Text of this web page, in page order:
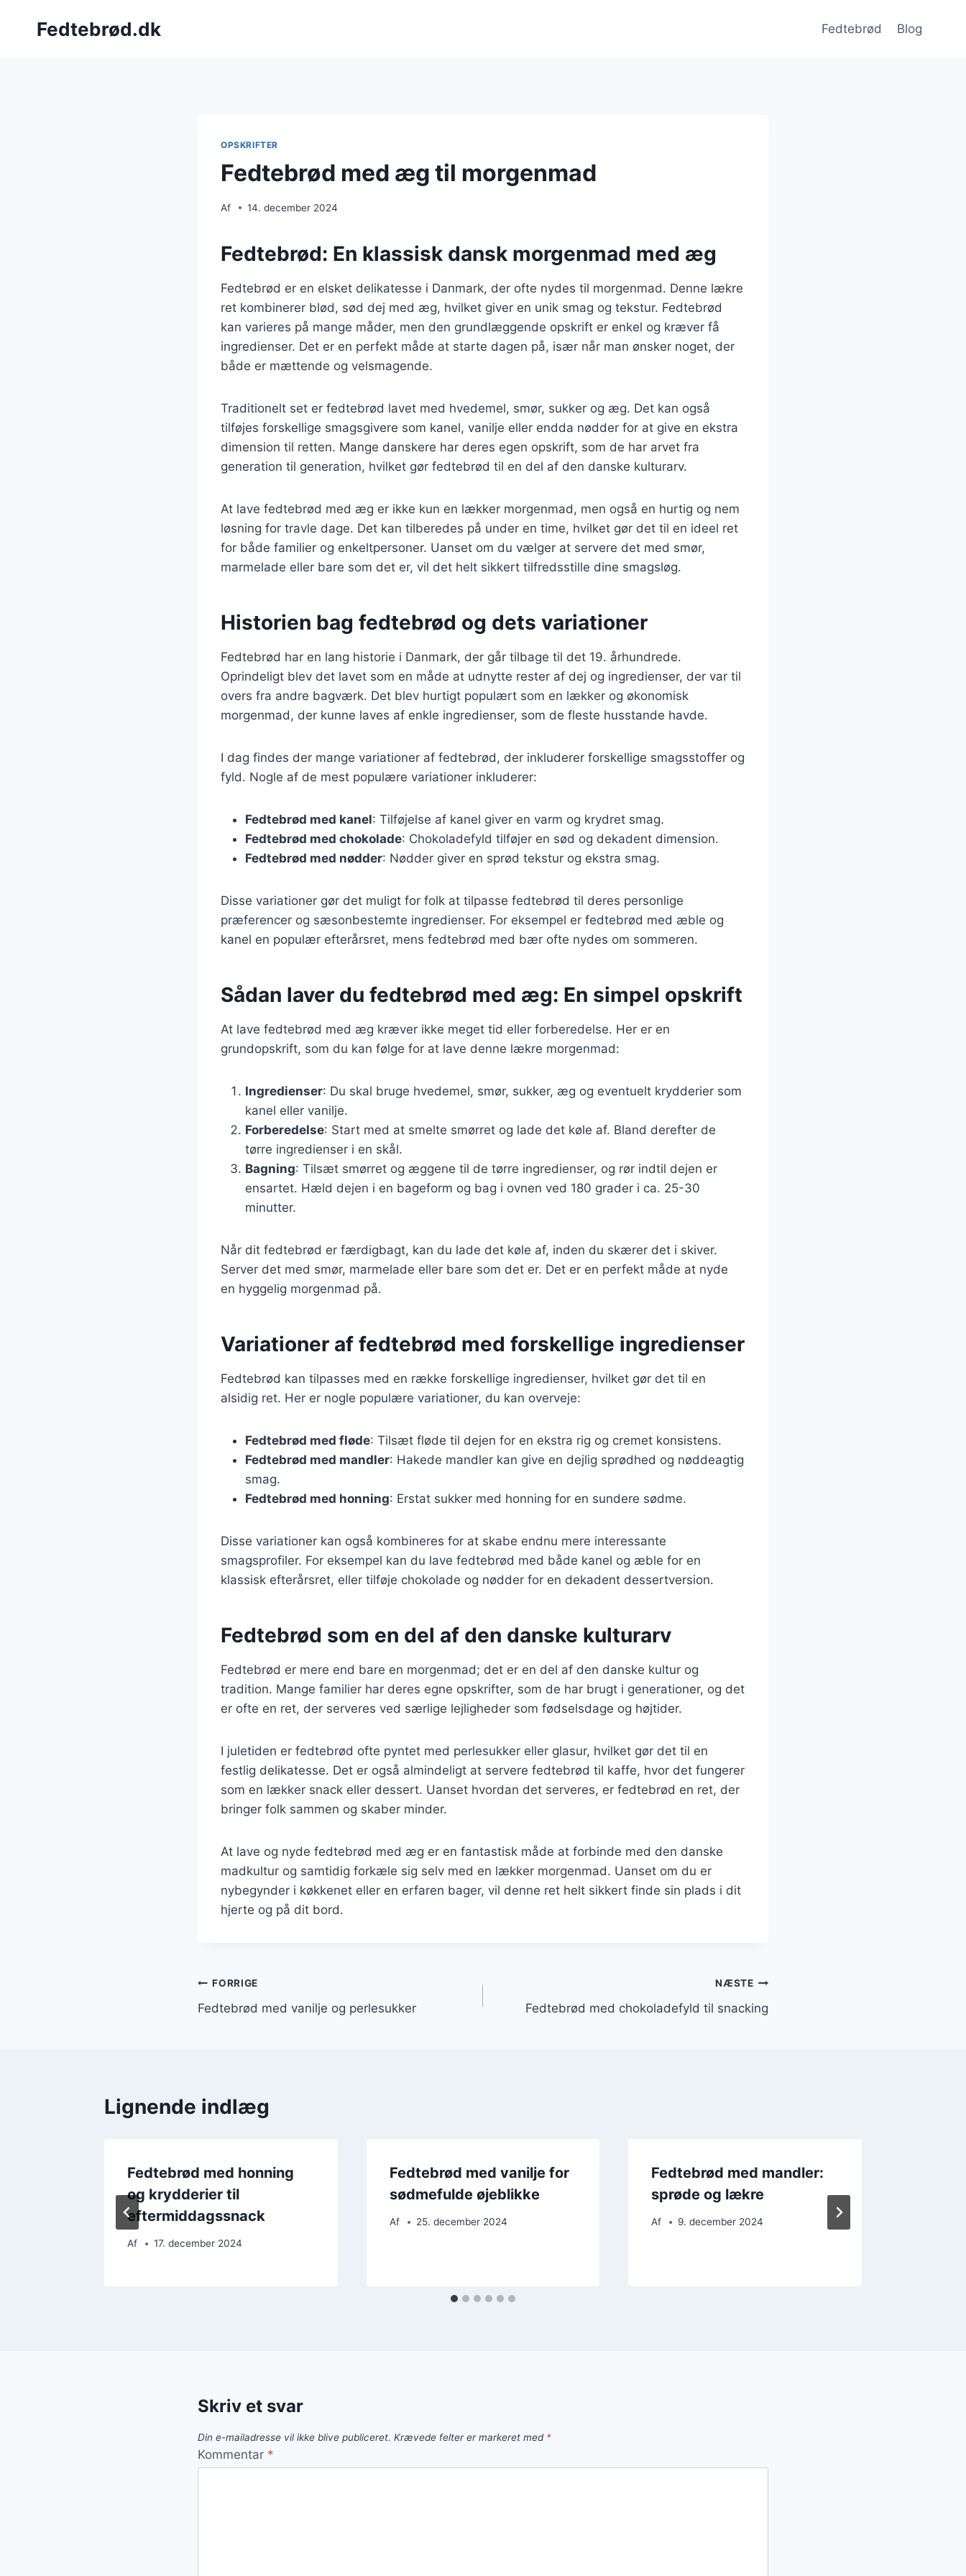
Fedtebrød.dk Fedtebrød Blog
OPSKRIFTER
Fedtebrød med æg til morgenmad
Af 14. december 2024
Fedtebrød: En klassisk dansk morgenmad med æg
Fedtebrød er en elsket delikatesse i Danmark, der ofte nydes til morgenmad. Denne lækre
ret kombinerer blød, sød dej med æg, hvilket giver en unik smag og tekstur. Fedtebrød
kan varieres på mange måder, men den grundlæggende opskrift er enkel og kræver få
ingredienser. Det er en perfekt måde at starte dagen på, især når man ønsker noget, der
både er mættende og velsmagende.
Traditionelt set er fedtebrød lavet med hvedemel, smør, sukker og æg. Det kan også
tilføjes forskellige smagsgivere som kanel, vanilje eller endda nødder for at give en ekstra
dimension til retten. Mange danskere har deres egen opskrift, som de har arvet fra
generation til generation, hvilket gør fedtebrød til en del af den danske kulturarv.
At lave fedtebrød med æg er ikke kun en lækker morgenmad, men også en hurtig og nem
løsning for travle dage. Det kan tilberedes på under en time, hvilket gør det til en ideel ret
for både familier og enkeltpersoner. Uanset om du vælger at servere det med smør,
marmelade eller bare som det er, vil det helt sikkert tilfredsstille dine smagsløg.
Historien bag fedtebrød og dets variationer
Fedtebrød har en lang historie i Danmark, der går tilbage til det 19. århundrede.
Oprindeligt blev det lavet som en måde at udnytte rester af dej og ingredienser, der var til
overs fra andre bagværk. Det blev hurtigt populært som en lækker og økonomisk
morgenmad, der kunne laves af enkle ingredienser, som de fleste husstande havde.
I dag findes der mange variationer af fedtebrød, der inkluderer forskellige smagsstoffer og
fyld. Nogle af de mest populære variationer inkluderer:
Fedtebrød med kanel: Tilføjelse af kanel giver en varm og krydret smag.
Fedtebrød med chokolade: Chokoladefyld tilføjer en sød og dekadent dimension.
Fedtebrød med nødder: Nødder giver en sprød tekstur og ekstra smag.
Disse variationer gør det muligt for folk at tilpasse fedtebrød til deres personlige
præferencer og sæsonbestemte ingredienser. For eksempel er fedtebrød med æble og
kanel en populær efterårsret, mens fedtebrød med bær ofte nydes om sommeren.
Sådan laver du fedtebrød med æg: En simpel opskrift
At lave fedtebrød med æg kræver ikke meget tid eller forberedelse. Her er en
grundopskrift, som du kan følge for at lave denne lækre morgenmad:
Ingredienser: Du skal bruge hvedemel, smør, sukker, æg og eventuelt krydderier som
kanel eller vanilje.
Forberedelse: Start med at smelte smørret og lade det køle af. Bland derefter de
tørre ingredienser i en skål.
Bagning: Tilsæt smørret og æggene til de tørre ingredienser, og rør indtil dejen er
ensartet. Hæld dejen i en bageform og bag i ovnen ved 180 grader i ca. 25-30
minutter.
Når dit fedtebrød er færdigbagt, kan du lade det køle af, inden du skærer det i skiver.
Server det med smør, marmelade eller bare som det er. Det er en perfekt måde at nyde
en hyggelig morgenmad på.
Variationer af fedtebrød med forskellige ingredienser
Fedtebrød kan tilpasses med en række forskellige ingredienser, hvilket gør det til en
alsidig ret. Her er nogle populære variationer, du kan overveje:
Fedtebrød med fløde: Tilsæt fløde til dejen for en ekstra rig og cremet konsistens.
Fedtebrød med mandler: Hakede mandler kan give en dejlig sprødhed og nøddeagtig
smag.
Fedtebrød med honning: Erstat sukker med honning for en sundere sødme.
Disse variationer kan også kombineres for at skabe endnu mere interessante
smagsprofiler. For eksempel kan du lave fedtebrød med både kanel og æble for en
klassisk efterårsret, eller tilføje chokolade og nødder for en dekadent dessertversion.
Fedtebrød som en del af den danske kulturarv
Fedtebrød er mere end bare en morgenmad; det er en del af den danske kultur og
tradition. Mange familier har deres egne opskrifter, som de har brugt i generationer, og det
er ofte en ret, der serveres ved særlige lejligheder som fødselsdage og højtider.
I juletiden er fedtebrød ofte pyntet med perlesukker eller glasur, hvilket gør det til en
festlig delikatesse. Det er også almindeligt at servere fedtebrød til kaffe, hvor det fungerer
som en lækker snack eller dessert. Uanset hvordan det serveres, er fedtebrød en ret, der
bringer folk sammen og skaber minder.
At lave og nyde fedtebrød med æg er en fantastisk måde at forbinde med den danske
madkultur og samtidig forkæle sig selv med en lækker morgenmad. Uanset om du er
nybegynder i køkkenet eller en erfaren bager, vil denne ret helt sikkert finde sin plads i dit
hjerte og på dit bord.
Indlægsnavigation
FORRIGE
Fedtebrød med vanilje og perlesukker
NÆSTE
Fedtebrød med chokoladefyld til snacking
Lignende indlæg
Fedtebrød med honning
og krydderier til
eftermiddagssnack
Af 17. december 2024
Fedtebrød med vanilje for
sødmefulde øjeblikke
Af 25. december 2024
Fedtebrød med mandler:
sprøde og lækre
Af 9. december 2024
Skriv et svar
Din e-mailadresse vil ikke blive publiceret. Krævede felter er markeret med *
Kommentar *